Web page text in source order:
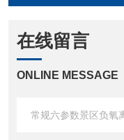
在线留言
ONLINE MESSAGE